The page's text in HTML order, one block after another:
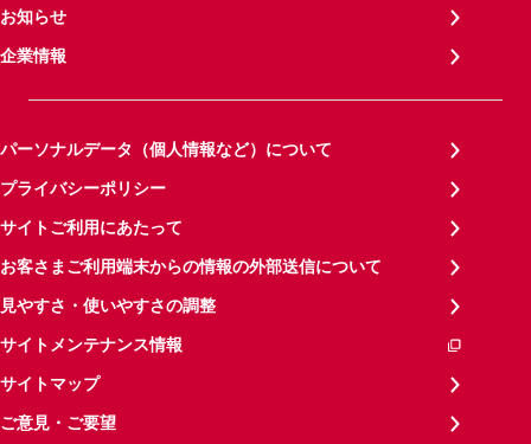
お知らせ
企業情報
パーソナルデータ（個人情報など）について
プライバシーポリシー
サイトご利用にあたって
お客さまご利用端末からの情報の外部送信について
見やすさ・使いやすさの調整
サイトメンテナンス情報
サイトマップ
ご意見・ご要望